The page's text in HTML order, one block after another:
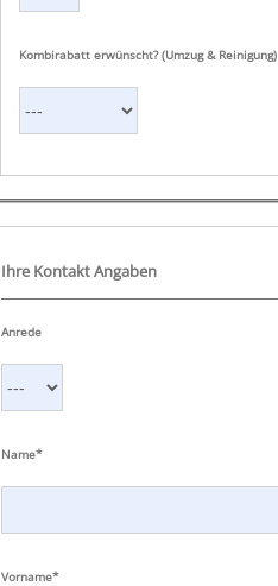
Kombirabatt erwünscht? (Umzug & Reinigung)
Ihre Kontakt Angaben
Anrede
Name*
Vorname*